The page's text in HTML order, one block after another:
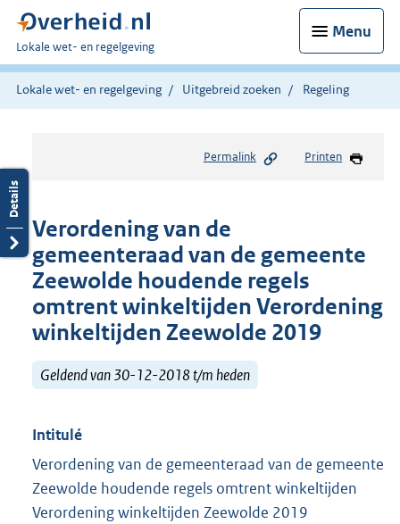
Menu
U
bent
hier:
Lokale wet- en regelgeving
Lokale wet- en regelgeving Uitgebreid zoeken Regeling
Permalink Printen
Verordening van de
gemeenteraad van de gemeente
Zeewolde houdende regels
omtrent winkeltijden Verordening
winkeltijden Zeewolde 2019
Geldend van 30-12-2018 t/m heden
Intitulé
Verordening van de gemeenteraad van de gemeente
Zeewolde houdende regels omtrent winkeltijden
Verordening winkeltijden Zeewolde 2019